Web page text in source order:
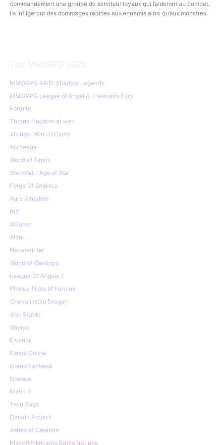
commandement une groupe de serviteur loyaux qui l’aideront au combat.
Ils infligeront des dommages rapides aux ennemis ainsi qu’aux monstres.
Top MMORPG 2020
MMORPG RAID: Shadow Legends
MMORPG League of Angel 4 : Heaven’s Fury
Fortnite
Throne kingdom at war
Vikings : War Of Clans
Archeage
World of Tanks
Stormfall : Age of War
Forge Of Empires
Aura Kingdom
Rift
OGame
Aion
Neverwinter
World of Warships
League Of Angels 2
Pirates Tides of Fortune
Chevalier Du Dragon
Star Stable
Shaiya
Elvenar
Fiesta Online
Grand Fantasia
Nostale
Metin 2
Twin Saga
Darwin Project
Ashes of Creation
PlayerUnknown’s Battlegrounds